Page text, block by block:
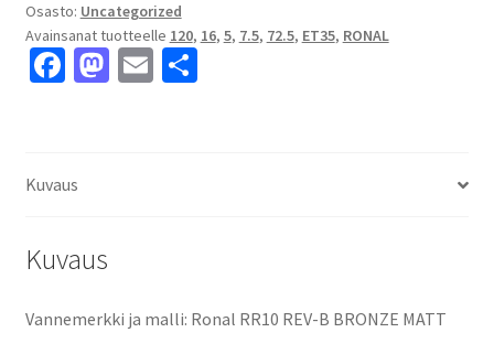
MATT
7.5x16"
5x120
Osasto: Uncategorized
Avainsanat tuotteelle 120, 16, 5, 7.5, 72.5, ET35, RONAL
Fa
o
M E S
Kuvaus
Kuvaus
Vannemerkki ja malli: Ronal RR10 REV-B BRONZE MATT